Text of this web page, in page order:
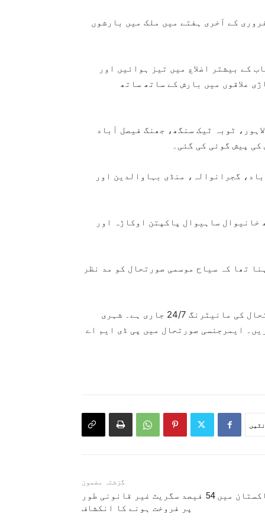
کے آخری ہفتے میں ملک میں بارشوں
پنجاب کے بیشتر اضلاع میں تیز ہوائیں اور
علاقوں میں بارش کے ساتھ ساتھ
سے 28 فروری کے دوران لاہور، ٹوبہ ٹیک سنگھ، جھنگ فیصل آباد
پیش گوئی کی گئی۔
گجرانوالہ، منڈی بہاوالدین اور
خانیوال ساہیوال پاکپتن اوکاڑہ اور
تھا کہ سیاح موسمی صورتحال کو مد نظر
ان کا کہنا تھا کہ پی ڈی ایم اے کنٹرول روم میں صورتحال کی مانیٹرنگ 24/7 جاری ہے۔ شہری
ایمرجنسی صورتحال میں پی ڈی ایم اے
گزشتہ مضمون
پاکستان میں 54 فیصد سگریٹ غیر قانونی طور
پر فروخت ہونے کا انکشاف